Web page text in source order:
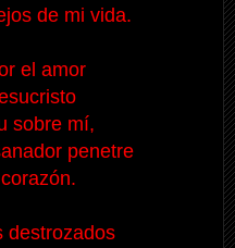
de mi vida.
el amor
sobre mí,
penetre
destrozados